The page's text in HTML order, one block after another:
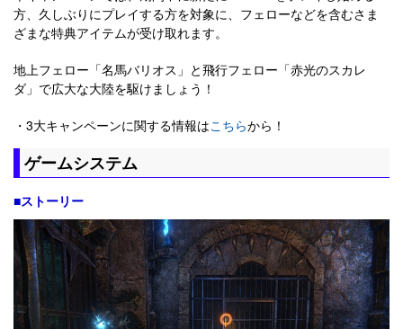
方、久しぶりにプレイする方を対象に、フェローなどを含むさま
ざまな特典アイテムが受け取れます。
地上フェロー「名馬バリオス」と飛行フェロー「赤光のスカレ
ダ」で広大な大陸を駆けましょう！
・3大キャンペーンに関する情報はこちらから！
ゲームシステム
■ストーリー